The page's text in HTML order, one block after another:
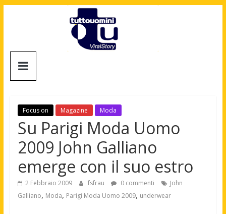
Tuttouomini
Cinema,
Motori,
gay
news
moda
maschile
Focus on Magazine Moda
Su Parigi Moda Uomo
2009 John Galliano
emerge con il suo estro
2 Febbraio 2009 fsfrau 0 commenti
John
Galliano, Moda, Parigi Moda Uomo 2009, underwear